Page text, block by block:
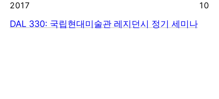
2017 10
DAL 330: 국립현대미술관 레지던시 정기 세미나